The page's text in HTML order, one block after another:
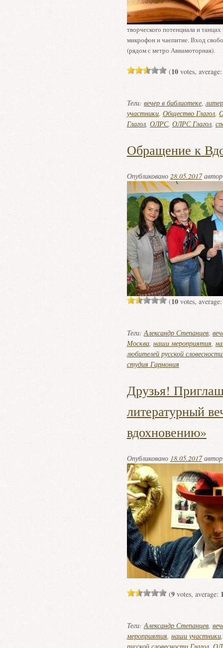
творческого потенциала и
микрофон и чаепитие. Вход
(рядом с метро Авиамоторная).
(10votes,
Теги: вечер в библиотеке,
участники, Общество Глагол,
Глагол, ОЛРС, ОЛРС Глагол,
Обращение к
Опубликовано 28.05.2017
(10votes,
Теги:Александр Степанцев,
Москва, наши мероприятия,
любителей русской
студия Гармония
Друзья!
литературный
вдохновению»
Опубликовано 18.05.2017
(9votes, average:
Теги:Александр Степанцев,
мероприятия, наши участники